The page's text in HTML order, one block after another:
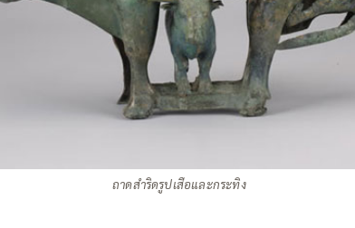
ถาดสำริดรูปเสือและกระทิง